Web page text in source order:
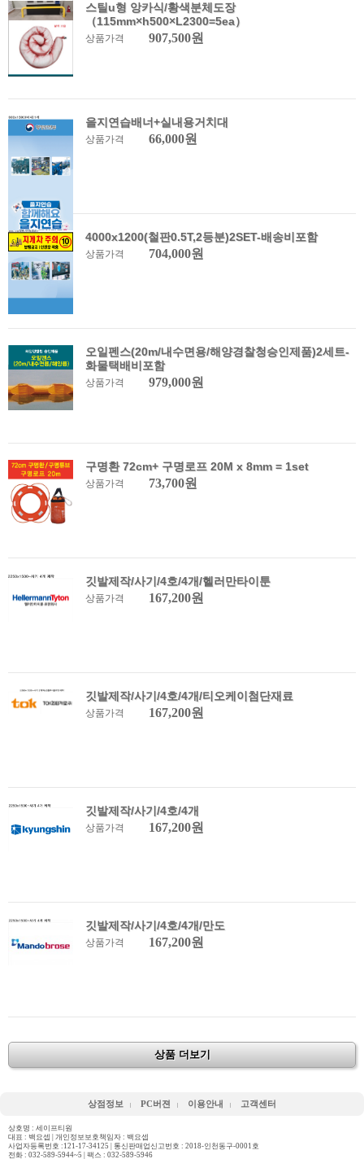
스틸u형 앙카식/황색분체도장
（115mm×h500×L2300=5ea）
상품가격 907,500원
을지연습배너+실내용거치대
상품가격 66,000원
4000x1200(철판0.5T,2등분)2SET-배송비포함
상품가격 704,000원
오일펜스(20m/내수면용/해양경찰청승인제품)2세트-
화물택배비포함
상품가격 979,000원
구명환 72cm+ 구명로프 20M x 8mm = 1set
상품가격 73,700원
깃발제작/사기/4호/4개/헬러만타이툰
상품가격 167,200원
깃발제작/사기/4호/4개/티오케이첨단재료
상품가격 167,200원
깃발제작/사기/4호/4개
상품가격 167,200원
깃발제작/사기/4호/4개/만도
상품가격 167,200원
상품 더보기
상점정보 PC버젼 이용안내 고객센터
상호명 : 세이프티원
대표 : 백요셉 | 개인정보보호책임자 : 백요셉
사업자등록번호 :121-17-34125 | 통신판매업신고번호 : 2018-인천동구-0001호
전화 : 032-589-5944~5 | 팩스 : 032-589-5946